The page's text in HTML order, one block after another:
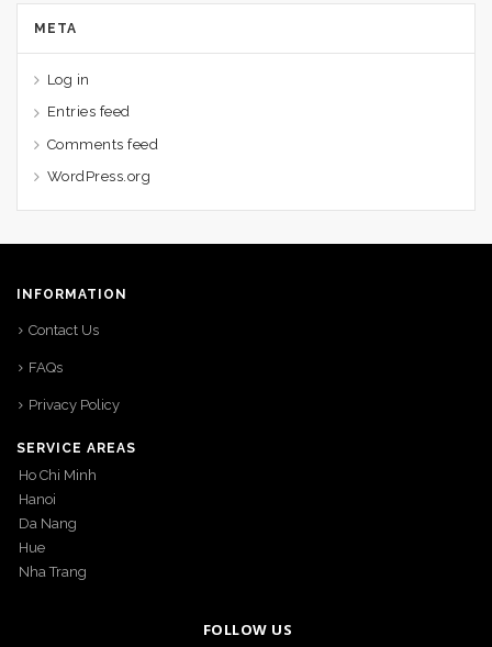
META
Log in
Entries feed
Comments feed
WordPress.org
INFORMATION
Contact Us
FAQs
Privacy Policy
SERVICE AREAS
Ho Chi Minh
Hanoi
Da Nang
Hue
Nha Trang
FOLLOW US